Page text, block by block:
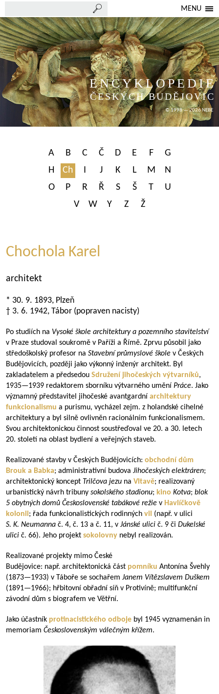
MENU
ENCYKLOPEDIE
ČESKÝCH BUDĚJOVIC
© 1998 — 2026 NEBE
A B C Č D E F
G
H
Ch I J K L M
N
O
P R Ř S Š T
U
V
W Y Z Ž
Chochola Karel
architekt
* 30. 9. 1893, Plzeň
† 3. 6. 1942, Tábor (popraven nacisty)
Po studiích na Vysoké škole architektury a pozemního stavitelství
v Praze studoval soukromě v Paříži a Římě. Zprvu působil jako
středoškolský profesor na Stavební průmyslové škole v Českých
Budějovicích, později jako výkonný inženýr architekt. Byl
zakladatelem a předsedou Sdružení jihočeských výtvarníků,
1935—1939 redaktorem sborníku výtvarného umění Práce. Jako
významný představitel jihočeské avantgardní architektury
funkcionalismu a purismu, vycházel zejm. z holandské cihelné
architektury a byl silně ovlivněn racionálním funkcionalismem.
Svou architektonickou činnost soustřeďoval ve 20. a 30. letech
20. století na oblast bydlení a veřejných staveb.
Realizované stavby v Českých Budějovicích: obchodní dům
Brouk a Babka; administrativní budova Jihočeských elektráren;
architektonický koncept Trilčova jezu na Vltavě; realizovaný
urbanistický návrh tribuny sokolského stadionu; kino Kotva; blok
5 obytných domů Československé tabákové režie v Havlíčkově
kolonii; řada funkcionalistických rodinných vil (např. v ulici
S. K. Neumanna č. 4, č. 13 a č. 11, v Jánské ulici č. 9 či Dukelské
ulici č. 66). Jeho projekt sokolovny nebyl realizován.
Realizované projekty mimo České
Budějovice: např. architektonická část pomníku Antonína Švehly
(1873—1933) v Táboře se sochařem Janem Vítězslavem Duškem
(1891—1966); hřbitovní obřadní síň v Protivíně; multifunkční
závodní dům s biografem ve Větřní.
Jako účastník protinacistického odboje byl 1945 vyznamenán in
memoriam Československým válečným křížem.